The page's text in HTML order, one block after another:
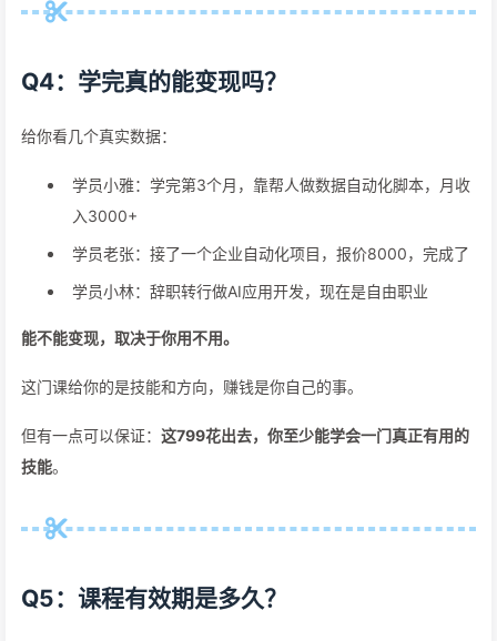
Q4：学完真的能变现吗？
给你看几个真实数据：
学员小雅：学完第3个月，靠帮人做数据自动化脚本，月收
入3000+
学员老张：接了一个企业自动化项目，报价8000，完成了
学员小林：辞职转行做AI应用开发，现在是自由职业
能不能变现，取决于你用不用。
这门课给你的是技能和方向，赚钱是你自己的事。
但有一点可以保证： 这799花出去，你至少能学会一门真正有用的
技能。
Q5：课程有效期是多久？